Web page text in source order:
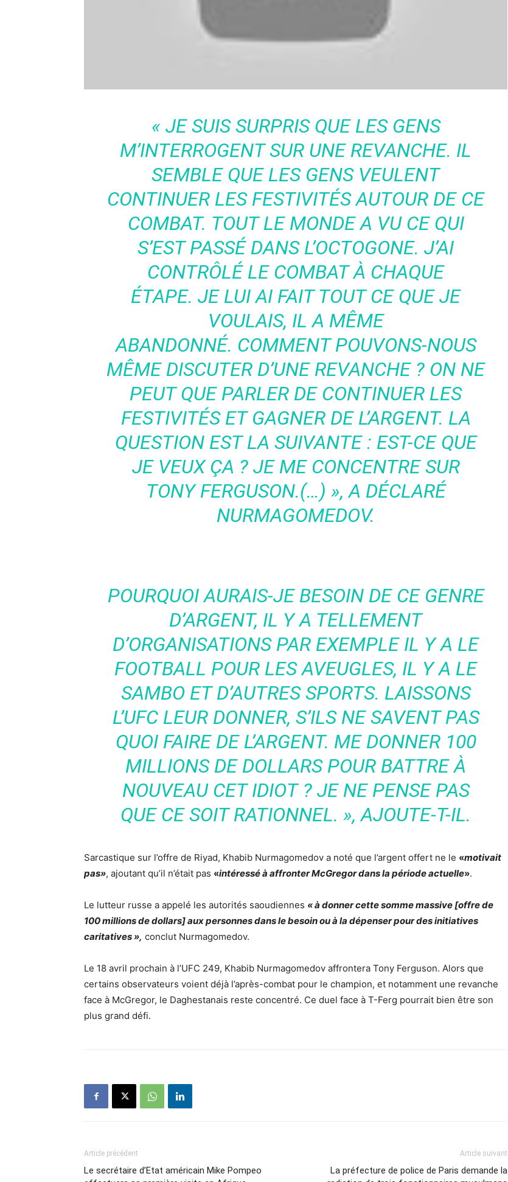
« JE SUIS SURPRIS QUE LES GENS
M’INTERROGENT SUR UNE REVANCHE. IL
SEMBLE QUE LES GENS VEULENT
CONTINUER LES FESTIVITÉS AUTOUR DE CE
COMBAT. TOUT LE MONDE A VU CE QUI
S’EST PASSÉ DANS L’OCTOGONE. J’AI
CONTRÔLÉ LE COMBAT À CHAQUE
ÉTAPE. JE LUI AI FAIT TOUT CE QUE JE
VOULAIS, IL A MÊME
ABANDONNÉ. COMMENT POUVONS-NOUS
MÊME DISCUTER D’UNE REVANCHE ? ON NE
PEUT QUE PARLER DE CONTINUER LES
FESTIVITÉS ET GAGNER DE L’ARGENT. LA
QUESTION EST LA SUIVANTE : EST-CE QUE
JE VEUX ÇA ? JE ME CONCENTRE SUR
TONY FERGUSON.(…) », A DÉCLARÉ
NURMAGOMEDOV.
POURQUOI AURAIS-JE BESOIN DE CE GENRE
D’ARGENT, IL Y A TELLEMENT
D’ORGANISATIONS PAR EXEMPLE IL Y A LE
FOOTBALL POUR LES AVEUGLES, IL Y A LE
SAMBO ET D’AUTRES SPORTS. LAISSONS
L’UFC LEUR DONNER, S’ILS NE SAVENT PAS
QUOI FAIRE DE L’ARGENT. ME DONNER 100
MILLIONS DE DOLLARS POUR BATTRE À
NOUVEAU CET IDIOT ? JE NE PENSE PAS
QUE CE SOIT RATIONNEL. », AJOUTE-T-IL.
Sarcastique sur l’offre de Riyad, Khabib Nurmagomedov a noté que l’argent offert ne le «motivait
pas», ajoutant qu’il n’était pas «intéressé à affronter McGregor dans la période actuelle».
Le lutteur russe a appelé les autorités saoudiennes « à donner cette somme massive [offre de
100 millions de dollars] aux personnes dans le besoin ou à la dépenser pour des initiatives
caritatives », conclut Nurmagomedov.
Le 18 avril prochain à l’UFC 249, Khabib Nurmagomedov affrontera Tony Ferguson. Alors que
certains observateurs voient déjà l’après-combat pour le champion, et notamment une revanche
face à McGregor, le Daghestanais reste concentré. Ce duel face à T-Ferg pourrait bien être son
plus grand défi.
Article précédent
Le secrétaire d’Etat américain Mike Pompeo
Article suivant
La préfecture de police de Paris demande la